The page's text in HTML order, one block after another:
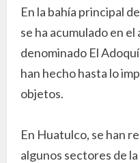
En la bahía principal
se ha acumulado en
denominado El
han hecho hasta lo
objetos.
En Huatulco, se han
algunos sectores de